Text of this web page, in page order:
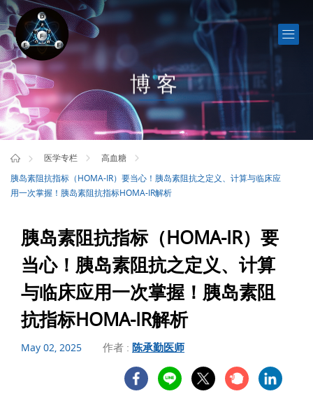
博客
医学专栏
高血糖
胰岛素阻抗指标（HOMA-IR）要当心！胰岛素阻抗之定义、计算与临床应
用一次掌握！胰岛素阻抗指标HOMA-IR解析
胰岛素阻抗指标（HOMA-IR）要
当心！胰岛素阻抗之定义、计算
与临床应用一次掌握！胰岛素阻
抗指标HOMA-IR解析
May 02, 2025 作者 : 陈承勤医师